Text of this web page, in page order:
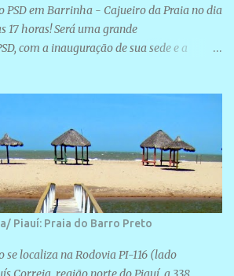
em Barrinha - Cajueiro da Praia no dia
17 horas! Será uma grande
com a inauguração de sua sede e a
Piauí: Praia do Barro Preto
se localiza na Rodovia PI-116 (lado